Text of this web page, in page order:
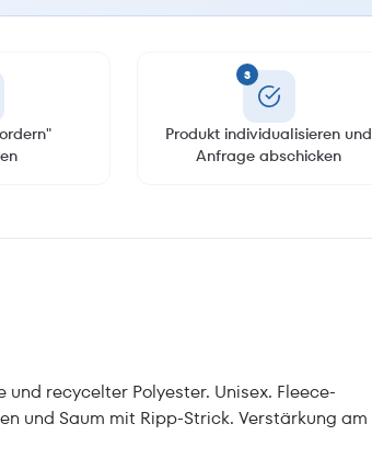
3
Produkt individualisieren und
Anfrage abschicken
recycelter Polyester. Unisex. Fleece-
und Saum mit Ripp-Strick. Verstärkung am